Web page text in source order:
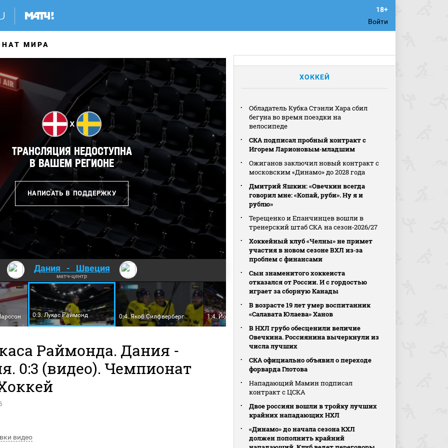
Войти
МИРА
Дания - Швеция
матч-центр
0:3. Лукас Раймонд 0:4. Якоб Силфверберг 1:4. Йоаким Бликфельд 1:5. Вигго Бьёрк
Раймонда. Дания -
0:3 (видео). Чемпионат
видео
ХОККЕЙ
Обладатель Кубка Стэнли Хара сбил
бегуна во время поездки на
велосипеде
СКА подписал пробный контракт с
Игорем Ларионовым‑младшим
Ожиганов заключил новый контракт с
московским «Динамо» до 2028 года
Дмитрий Яшкин: «Овечкин всегда
говорил мне: «Копай, руби». Ну я и
рублю»
Терещенко и Епанчинцев вошли в
тренерский штаб СКА на сезон‑2026/27
Хоккейный клуб «Челны» не примет
участия в новом сезоне ВХЛ из‑за
проблем с финансами
Сын знаменитого хоккеиста
отказался от России. И с гордостью
играет за сборную Канады
В возрасте 19 лет умер воспитанник
«Салавата Юлаева» Ханов
В НХЛ грубо обесценили величие
Овечкина. Россиянина вычеркнули из
числа лучших
СКА официально объявил о переходе
форварда Глотова
Нападающий Мамин подписал
контракт с ЦСКА
Двое россиян вошли в тройку лучших
крайних нападающих НХЛ
«Динамо» до начала сезона КХЛ
должен пополнить крайний